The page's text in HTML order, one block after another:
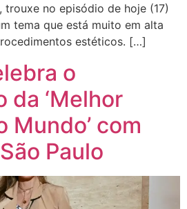
trouxe no episódio de hoje (17)
tema que está muito em alta
estéticos. […]
o
da ‘Melhor
Mundo’ com
Paulo